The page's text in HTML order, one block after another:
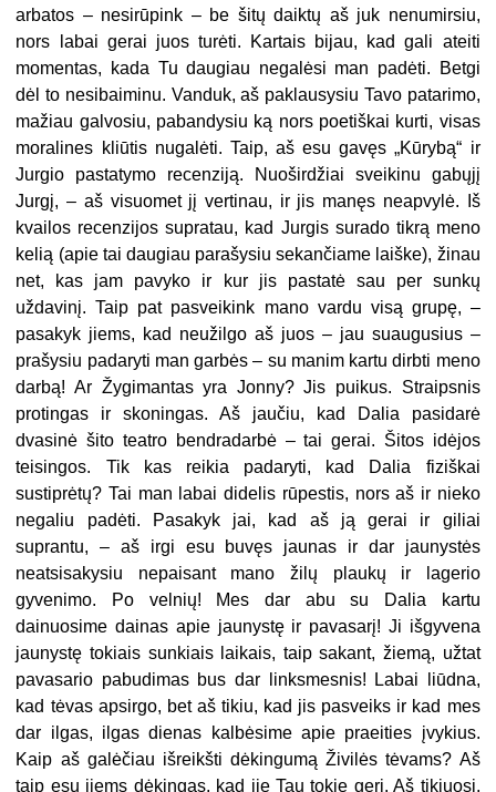
arbatos – nesirūpink – be šitų daiktų aš juk nenumirsiu,
nors labai gerai juos turėti. Kartais bijau, kad gali ateiti
momentas, kada Tu daugiau negalėsi man padėti. Betgi
dėl to nesibaiminu. Vanduk, aš paklausysiu Tavo patarimo,
mažiau galvosiu, pabandysiu ką nors poetiškai kurti, visas
moralines kliūtis nugalėti. Taip, aš esu gavęs „Kūrybą“ ir
Jurgio pastatymo recenziją. Nuoširdžiai sveikinu gabųjį
Jurgį, – aš visuomet jį vertinau, ir jis manęs neapvylė. Iš
kvailos recenzijos supratau, kad Jurgis surado tikrą meno
kelią (apie tai daugiau parašysiu sekančiame laiške), žinau
net, kas jam pavyko ir kur jis pastatė sau per sunkų
uždavinį. Taip pat pasveikink mano vardu visą grupę, –
pasakyk jiems, kad neužilgo aš juos – jau suaugusius –
prašysiu padaryti man garbės – su manim kartu dirbti meno
darbą! Ar Žygimantas yra Jonny? Jis puikus. Straipsnis
protingas ir skoningas. Aš jaučiu, kad Dalia pasidarė
dvasinė šito teatro bendradarbė – tai gerai. Šitos idėjos
teisingos. Tik kas reikia padaryti, kad Dalia fiziškai
sustiprėtų? Tai man labai didelis rūpestis, nors aš ir nieko
negaliu padėti. Pasakyk jai, kad aš ją gerai ir giliai
suprantu, – aš irgi esu buvęs jaunas ir dar jaunystės
neatsisakysiu nepaisant mano žilų plaukų ir lagerio
gyvenimo. Po velnių! Mes dar abu su Dalia kartu
dainuosime dainas apie jaunystę ir pavasarį! Ji išgyvena
jaunystę tokiais sunkiais laikais, taip sakant, žiemą, užtat
pavasario pabudimas bus dar linksmesnis! Labai liūdna,
kad tėvas apsirgo, bet aš tikiu, kad jis pasveiks ir kad mes
dar ilgas, ilgas dienas kalbėsime apie praeities įvykius.
Kaip aš galėčiau išreikšti dėkingumą Živilės tėvams? Aš
taip esu jiems dėkingas, kad jie Tau tokie geri. Aš tikiuosi,